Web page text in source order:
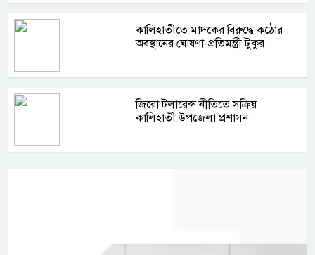
কালিহাতীতে মাদকের বিরুদ্ধে কঠোর
অবস্থানের ঘোষণা-প্রতিমন্ত্রী টুকুর
জিরো টলারেন্স নীতিতে সক্রিয়
কালিহাতী উপজেলা প্রশাসন